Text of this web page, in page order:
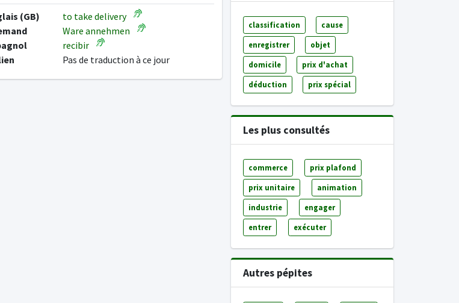
(GB)
to take delivery
Ware annehmen
recibir
Pas de traduction à ce jour
classification cause
enregistrer objet
domicile prix d'achat
déduction prix spécial
Les plus consultés
commerce prix plafond
prix unitaire animation
industrie engager
entrer exécuter
Autres pépites